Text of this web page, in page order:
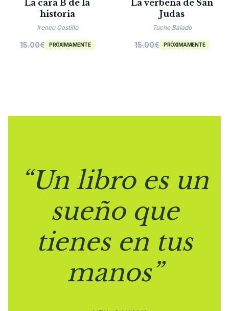
La cara B de la
historia
Ireneu Castillo
15.00€ PRÓXIMAMENTE
La verbena de San
Judas
Tucho Balado
15.00€ PRÓXIMAMENTE
“Un libro es un
sueño que
tienes en tus
manos”